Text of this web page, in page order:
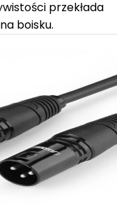
przekłada
boisku.